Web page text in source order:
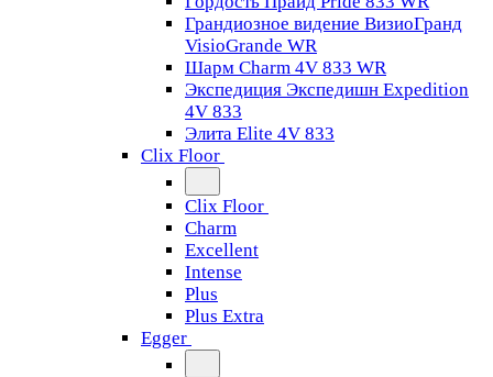
Грандиозное видение ВизиоГранд
VisioGrande WR
Шарм Charm 4V 833 WR
Экспедиция Экспедишн Expedition
4V 833
Элита Elite 4V 833
Clix Floor
Clix Floor
Charm
Excellent
Intense
Plus
Plus Extra
Egger